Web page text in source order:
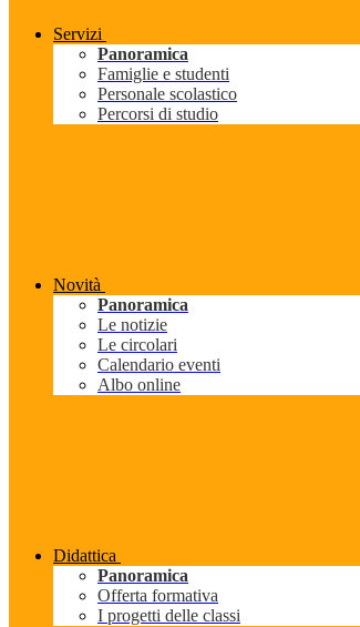
Servizi
Panoramica
Famiglie e studenti
Personale scolastico
Percorsi di studio
Novità
Panoramica
Le notizie
Le circolari
Calendario eventi
Albo online
Didattica
Panoramica
Offerta formativa
I progetti delle classi